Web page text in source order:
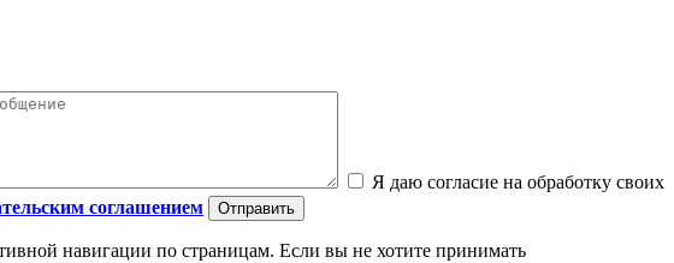
Я даю согласие на обработку своих
соглашением
навигации по страницам. Если вы не хотите принимать